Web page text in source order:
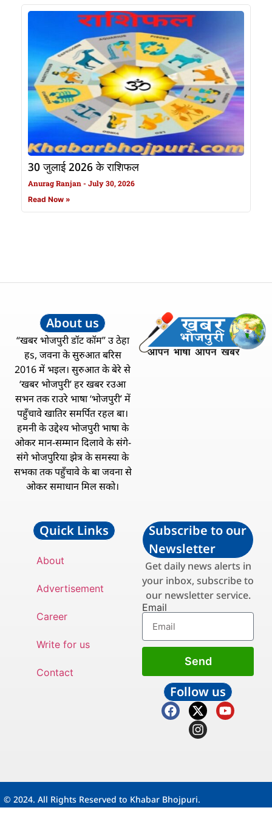
30 जुलाई 2026 के राशिफल
Anurag Ranjan July 30, 2026
Read Now »
About us
“खबर भोजपुरी डॉट कॉम” उ ठेहा
हs, जवना के सुरुआत बरिस
2016 में भइल। सुरुआत के बेरे से
‘खबर भोजपुरी’ हर खबर रउआ
सभन तक राउरे भाषा ‘भोजपुरी’ में
पहुँचावे खातिर समर्पित रहल बा।
हमनी के उद्देश्य भोजपुरी भाषा के
ओकर मान-सम्मान दिलावे के संगे-
संगे भोजपुरिया झेत्र के समस्या के
सभका तक पहुँचावे के बा जवना से
ओकर समाधान मिल सको।
Quick Links
About
Advertisement
Career
Write for us
Contact
Subscribe to our
Newsletter
Get daily news alerts in
your inbox, subscribe to
our newsletter service.
Email
Send
Follow us
© 2024. All Rights Reserved to Khabar Bhojpuri.